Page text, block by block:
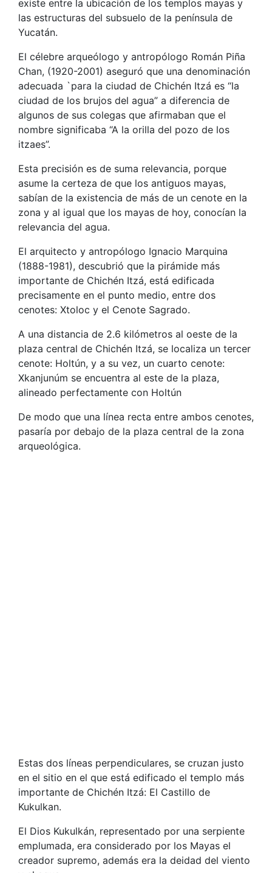
existe entre la ubicación de los templos mayas y
las estructuras del subsuelo de la península de
Yucatán.
El célebre arqueólogo y antropólogo Román Piña
Chan, (1920-2001) aseguró que una denominación
adecuada `para la ciudad de Chichén Itzá es “la
ciudad de los brujos del agua” a diferencia de
algunos de sus colegas que afirmaban que el
nombre significaba “A la orilla del pozo de los
itzaes”.
Esta precisión es de suma relevancia, porque
asume la certeza de que los antiguos mayas,
sabían de la existencia de más de un cenote en la
zona y al igual que los mayas de hoy, conocían la
relevancia del agua.
El arquitecto y antropólogo Ignacio Marquina
(1888-1981), descubrió que la pirámide más
importante de Chichén Itzá, está edificada
precisamente en el punto medio, entre dos
cenotes: Xtoloc y el Cenote Sagrado.
A una distancia de 2.6 kilómetros al oeste de la
plaza central de Chichén Itzá, se localiza un tercer
cenote: Holtún, y a su vez, un cuarto cenote:
Xkanjunúm se encuentra al este de la plaza,
alineado perfectamente con Holtún
De modo que una línea recta entre ambos cenotes,
pasaría por debajo de la plaza central de la zona
arqueológica.
Estas dos líneas perpendiculares, se cruzan justo
en el sitio en el que está edificado el templo más
importante de Chichén Itzá: El Castillo de
Kukulkan.
El Dios Kukulkán, representado por una serpiente
emplumada, era considerado por los Mayas el
creador supremo, además era la deidad del viento